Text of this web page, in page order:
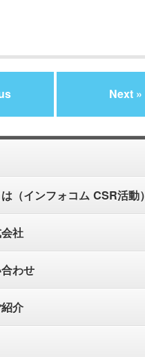
Next »
（インフォコム CSR活動）
社
わせ
介